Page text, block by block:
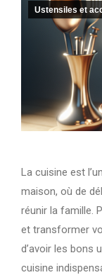
Ustensiles et
La cuisine est
maison, où de
réunir la famille.
et transformer
d’avoir les bons
cuisine